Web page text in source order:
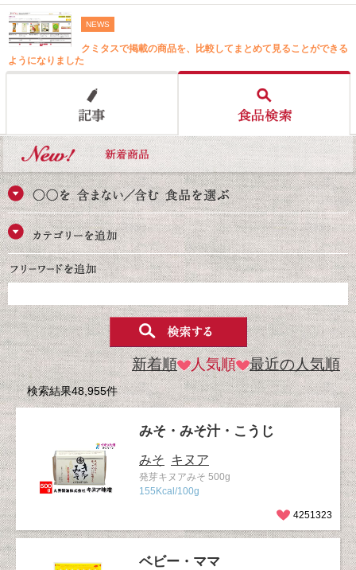
NEWS
クミタスで掲載の商品を、比較してまとめて見ることができる
ようになりました
新着順 人気順 最近の人気順
検索結果48,955件
みそ・みそ汁・こうじ
みそ キヌア
発芽キヌアみそ 500g
155Kcal/100g
4251323
ベビー・ママ